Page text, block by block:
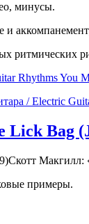
минусы.
ритмических
Rhythms You
/ Electric
Lick Bag
Скотт Макгилл:
примеры.